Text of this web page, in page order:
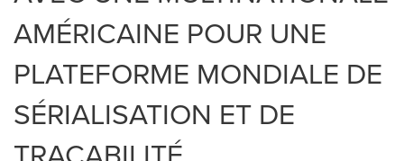
AMÉRICAINE POUR UNE
PLATEFORME MONDIALE DE
SÉRIALISATION ET DE